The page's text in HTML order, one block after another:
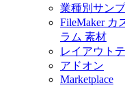
業種別サン
FileMaker カ
ラム 素材
レイアウト
アドオン
Marketplace